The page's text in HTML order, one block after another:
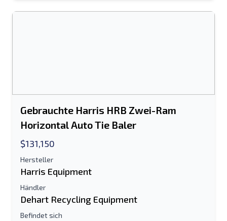
Vollständiger Name
E-Mail-Addresse
Handy, Mobiltelefon
Gebrauchte Harris HRB Zwei-Ram
Horizontal Auto Tie Baler
$131,150
Hersteller
Harris Equipment
Händler
Dehart Recycling Equipment
Befindet sich
Textliste auf Mobilgerät
Ihren vollständigen Namen